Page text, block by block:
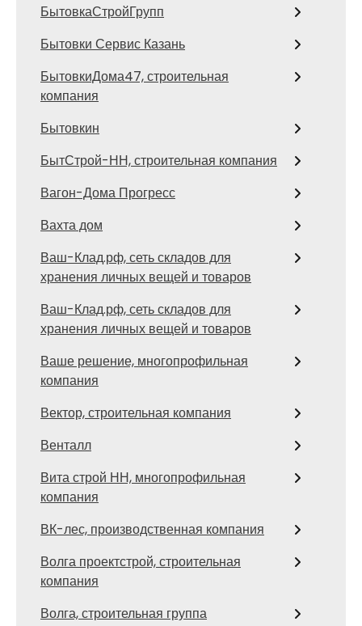
БытовкаСтройГрупп
Бытовки Сервис Казань
БытовкиДома47, строительная
компания
Бытовкин
БытСтрой-НН, строительная компания
Вагон-Дома Прогресс
Вахта дом
Ваш-Клад.рф, сеть складов для
хранения личных вещей и товаров
Ваш-Клад.рф, сеть складов для
хранения личных вещей и товаров
Ваше решение, многопрофильная
компания
Вектор, строительная компания
Венталл
Вита строй НН, многопрофильная
компания
ВК-лес, производственная компания
Волга проектстрой, строительная
компания
Волга, строительная группа